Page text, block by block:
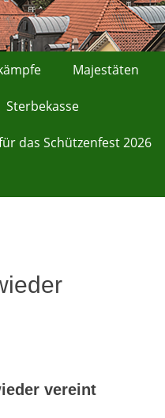
Majestäten
Sterbekasse
das Schützenfest 2026
vereint